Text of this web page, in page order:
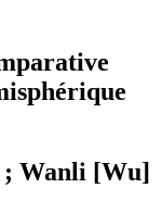
Wanli [Wu]